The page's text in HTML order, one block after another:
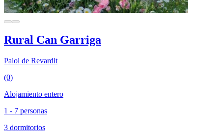
Rural Can Garriga
Palol de Revardit
(0)
Alojamiento entero
1 - 7 personas
3 dormitorios